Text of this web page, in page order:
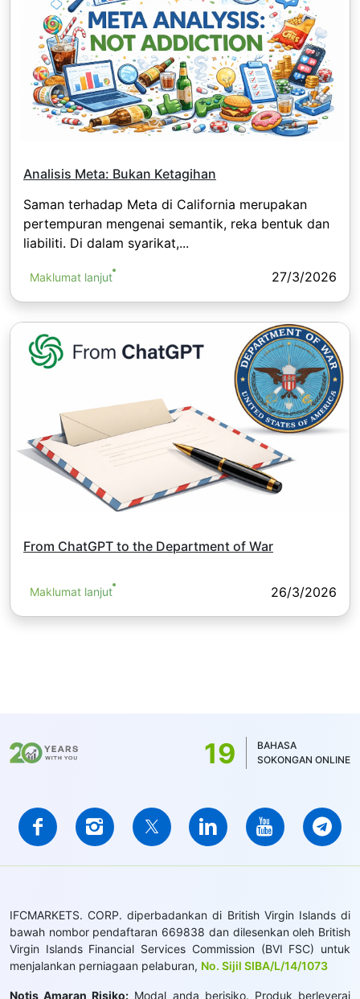
Analisis Meta: Bukan Ketagihan
Saman terhadap Meta di California merupakan
pertempuran mengenai semantik, reka bentuk dan
liabiliti. Di dalam syarikat,...
Maklumat lanjut 27/3/2026
From ChatGPT to the Department of War
Maklumat lanjut 26/3/2026
19
BAHASA
SOKONGAN ONLINE
IFCMARKETS. CORP. diperbadankan di British Virgin Islands di
bawah nombor pendaftaran 669838 dan dilesenkan oleh British
Virgin Islands Financial Services Commission (BVI FSC) untuk
menjalankan perniagaan pelaburan, No. Sijil SIBA/L/14/1073
Notis Amaran Risiko: Modal anda berisiko. Produk berleveraj